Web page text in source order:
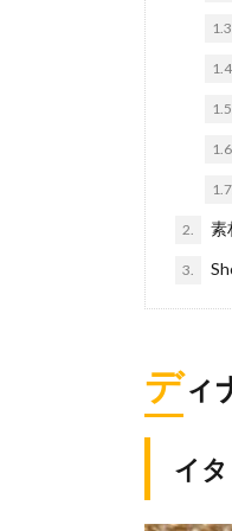
2. 素
3.
ディ
イ